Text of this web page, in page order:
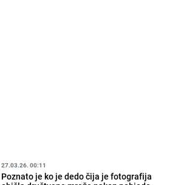
27.03.26. 00:11
Poznato je ko je dedo čija je fotografija